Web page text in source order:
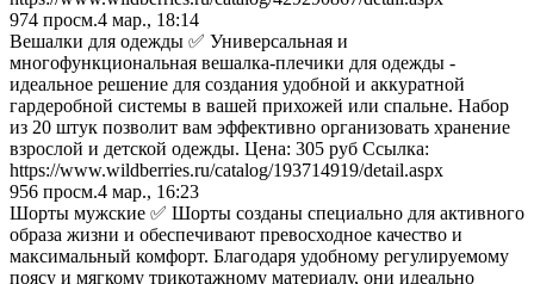
974 просм.4 мар., 18:14
Вешалки для одежды ✅ Универсальная и
многофункциональная вешалка-плечики для одежды -
идеальное решение для создания удобной и аккуратной
гардеробной системы в вашей прихожей или спальне. Набор
из 20 штук позволит вам эффективно организовать хранение
взрослой и детской одежды. Цена: 305 руб Ссылка:
https://www.wildberries.ru/catalog/193714919/detail.aspx
956 просм.4 мар., 16:23
Шорты мужские ✅ Шорты созданы специально для активного
образа жизни и обеспечивают превосходное качество и
максимальный комфорт. Благодаря удобному регулируемому
поясу и мягкому трикотажному материалу, они идеально